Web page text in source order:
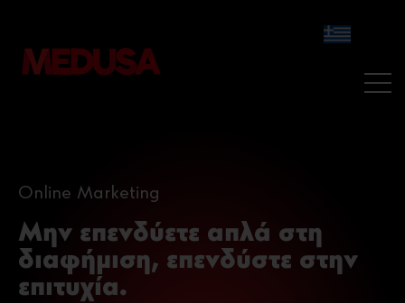
Online Marketing
Μην επενδύετε απλά στη
διαφήμιση, επενδύστε στην
επιτυχία.